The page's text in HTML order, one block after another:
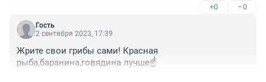
+0 –0
Гость
2 сентября 2023, 17:39
Жрите свои грибы сами! Красная
рыба,баранина,говядина лучше☝️